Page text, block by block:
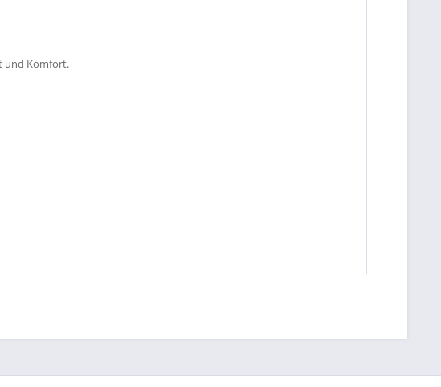
und Komfort.